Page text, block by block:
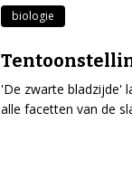
biologie
'De zwarte bladzijde'
alle facetten van de